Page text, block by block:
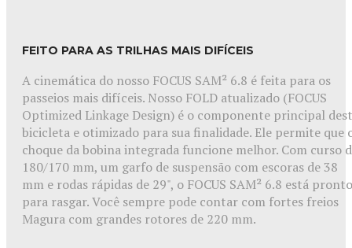
FEITO PARA AS TRILHAS MAIS DIFÍCEIS
A cinemática do nosso FOCUS SAM² 6.8 é feita para os
passeios mais difíceis. Nosso FOLD atualizado (FOCUS
Optimized Linkage Design) é o componente principal
bicicleta e otimizado para sua finalidade. Ele permite que
choque da bobina integrada funcione melhor. Com curso
180/170 mm, um garfo de suspensão com escoras de 38
mm e rodas rápidas de 29", o FOCUS SAM² 6.8 está pronto
para rasgar. Você sempre pode contar com fortes freios
Magura com grandes rotores de 220 mm.